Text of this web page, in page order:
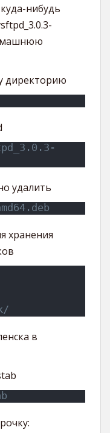
нибудь
директорию
удалить
хранения
в